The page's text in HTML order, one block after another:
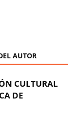
AUTOR
CULTURAL
DE